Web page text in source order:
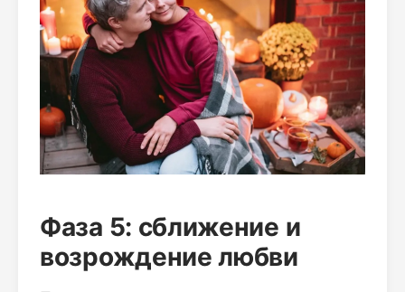
Фаза 5: сближение и
возрождение любви